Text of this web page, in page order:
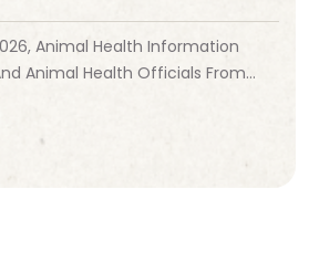
Animal Health Information
Animal Health Officials From…